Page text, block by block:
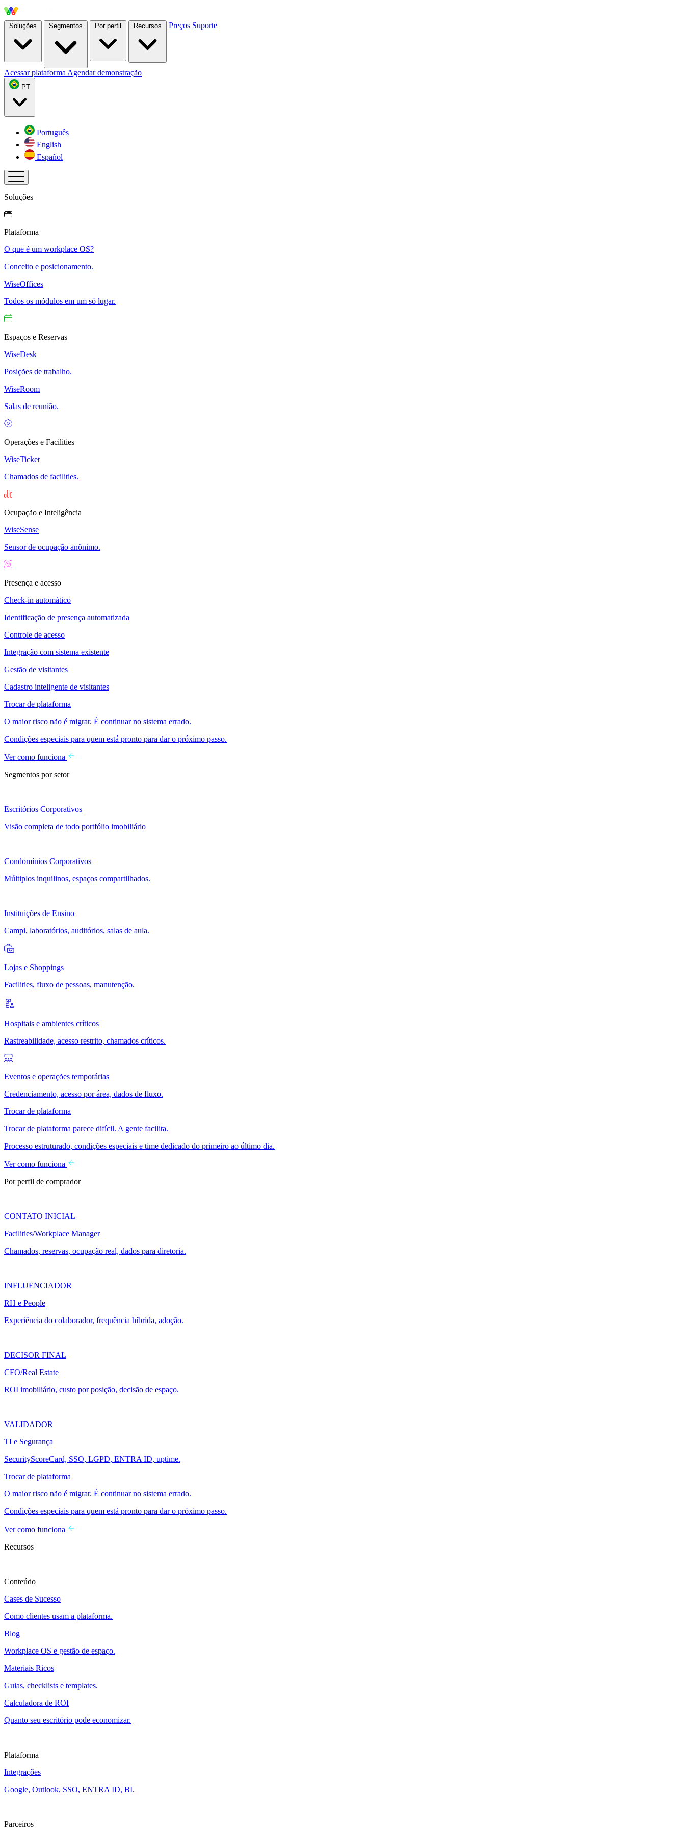
Soluções Segmentos Por perfil Recursos Preços Suporte
Acessar plataforma Agendar demonstração
PT
Português
English
Español
Soluções
Plataforma
O que é um workplace OS?
Conceito e posicionamento.
WiseOffices
Todos os módulos em um só lugar.
Espaços e Reservas
WiseDesk
Posições de trabalho.
WiseRoom
Salas de reunião.
Operações e Facilities
WiseTicket
Chamados de facilities.
Ocupação e Inteligência
WiseSense
Sensor de ocupação anônimo.
Presença e acesso
Check-in automático
Identificação de presença automatizada
Controle de acesso
Integração com sistema existente
Gestão de visitantes
Cadastro inteligente de visitantes
Trocar de plataforma
O maior risco não é migrar. É continuar no sistema errado.
Condições especiais para quem está pronto para dar o próximo passo.
Ver como funciona
Segmentos por setor
Escritórios Corporativos
Visão completa de todo portfólio imobiliário
Condomínios Corporativos
Múltiplos inquilinos, espaços compartilhados.
Instituições de Ensino
Campi, laboratórios, auditórios, salas de aula.
Lojas e Shoppings
Facilities, fluxo de pessoas, manutenção.
Hospitais e ambientes críticos
Rastreabilidade, acesso restrito, chamados críticos.
Eventos e operações temporárias
Credenciamento, acesso por área, dados de fluxo.
Trocar de plataforma
Trocar de plataforma parece difícil. A gente facilita.
Processo estruturado, condições especiais e time dedicado do primeiro ao último dia.
Ver como funciona
Por perfil de comprador
CONTATO INICIAL
Facilities/Workplace Manager
Chamados, reservas, ocupação real, dados para diretoria.
INFLUENCIADOR
RH e People
Experiência do colaborador, frequência híbrida, adoção.
DECISOR FINAL
CFO/Real Estate
ROI imobiliário, custo por posição, decisão de espaço.
VALIDADOR
TI e Segurança
SecurityScoreCard, SSO, LGPD, ENTRA ID, uptime.
Trocar de plataforma
O maior risco não é migrar. É continuar no sistema errado.
Condições especiais para quem está pronto para dar o próximo passo.
Ver como funciona
Recursos
Conteúdo
Cases de Sucesso
Como clientes usam a plataforma.
Blog
Workplace OS e gestão de espaço.
Materiais Ricos
Guias, checklists e templates.
Calculadora de ROI
Quanto seu escritório pode economizar.
Plataforma
Integrações
Google, Outlook, SSO, ENTRA ID, BI.
Parceiros